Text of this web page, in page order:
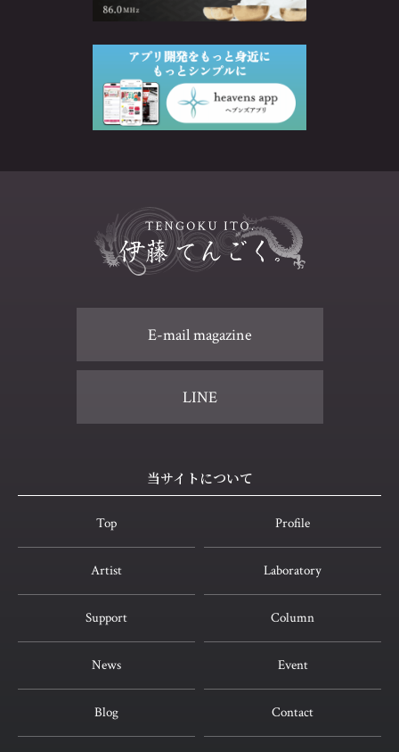
E-mail magazine
LINE
当サイトについて
Top Profile
Artist Laboratory
Support Column
News Event
Blog Contact